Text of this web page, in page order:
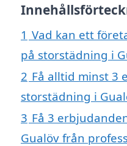
1 Vad kan ett
på storstädning i
2 Få alltid minst 3
storstädning i
3 Få 3
Gualöv från